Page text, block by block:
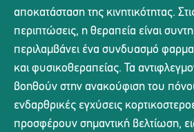
αποκατάσταση της κινητικότητας.
περιπτώσεις, η θεραπεία είναι
περιλαμβάνει ένα συνδυασμό
και φυσικοθεραπείας. Τα
βοηθούν στην ανακούφιση του
ενδαρθρικές εγχύσεις
προσφέρουν σημαντική βελτίωση,